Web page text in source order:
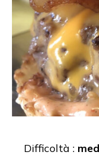
Difficoltà :